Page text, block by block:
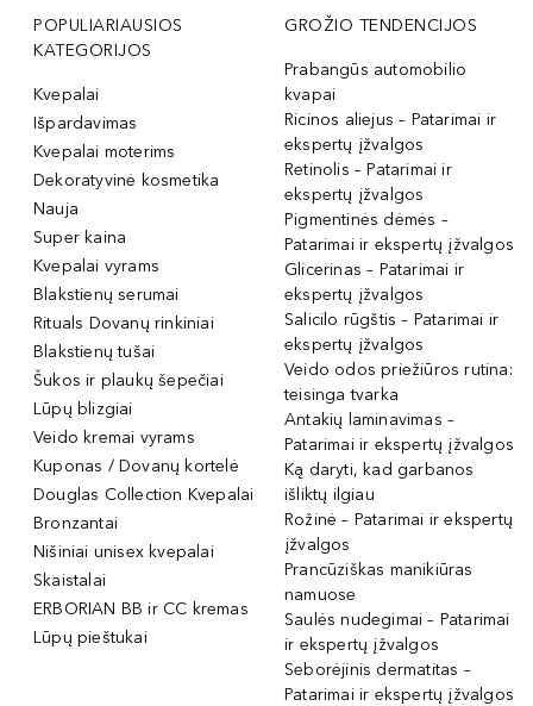
POPULIARIAUSIOS
KATEGORIJOS
Kvepalai
Išpardavimas
Kvepalai moterims
Dekoratyvinė kosmetika
Nauja
Super kaina
Kvepalai vyrams
Blakstienų serumai
Rituals Dovanų rinkiniai
Blakstienų tušai
Šukos ir plaukų šepečiai
Lūpų blizgiai
Veido kremai vyrams
Kuponas / Dovanų kortelė
Douglas Collection Kvepalai
Bronzantai
Nišiniai unisex kvepalai
Skaistalai
ERBORIAN BB ir CC kremas
Lūpų pieštukai
GROŽIO TENDENCIJOS
Prabangūs automobilio
kvapai
Ricinos aliejus – Patarimai ir
ekspertų įžvalgos
Retinolis – Patarimai ir
ekspertų įžvalgos
Pigmentinės dėmės –
Patarimai ir ekspertų įžvalgos
Glicerinas – Patarimai ir
ekspertų įžvalgos
Salicilo rūgštis – Patarimai ir
ekspertų įžvalgos
Veido odos priežiūros rutina:
teisinga tvarka
Antakių laminavimas –
Patarimai ir ekspertų įžvalgos
Ką daryti, kad garbanos
išliktų ilgiau
Rožinė – Patarimai ir ekspertų
įžvalgos
Prancūziškas manikiūras
namuose
Saulės nudegimai – Patarimai
ir ekspertų įžvalgos
Seborėjinis dermatitas –
Patarimai ir ekspertų įžvalgos